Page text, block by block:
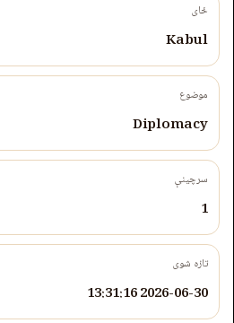
ځای
Kabul
موضوع
Diplomacy
سرچینې
1
تازه شوی
2026-06-30 13:31:16